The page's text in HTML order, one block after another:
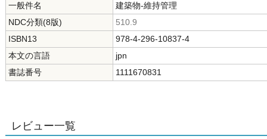
一般件名
建築物-維持管理
NDC分類(8版)
510.9
ISBN13
978-4-296-10837-4
本文の言語
jpn
書誌番号
1111670831
レビュー一覧